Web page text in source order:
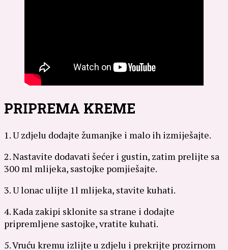
PRIPREMA KREME
1. U zdjelu dodajte žumanjke i malo ih izmiješajte.
2. Nastavite dodavati šećer i gustin, zatim prelijte sa
300 ml mlijeka, sastojke pomjiešajte.
3. U lonac ulijte 1l mlijeka, stavite kuhati.
4. Kada zakipi sklonite sa strane i dodajte
pripremljene sastojke, vratite kuhati.
5. Vruću kremu izlijte u zdjelu i prekrijte prozirnom